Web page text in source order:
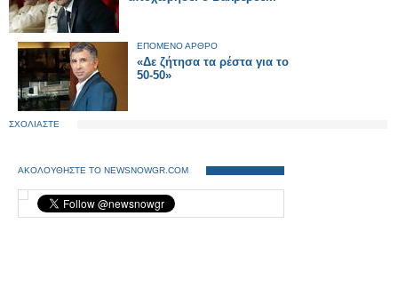
ΕΠΟΜΕΝΟ ΑΡΘΡΟ
«Δε ζήτησα τα ρέστα για το
50-50»
ΣΧΟΛΙΑΣΤΕ
ΑΚΟΛΟΥΘΗΣΤΕ ΤΟ NEWSNOWGR.COM